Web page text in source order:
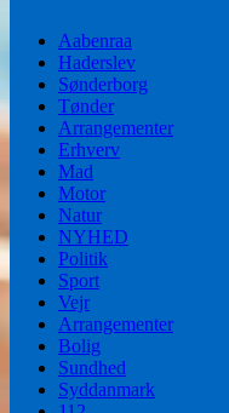
Aabenraa
Haderslev
Sønderborg
Tønder
Arrangementer
Erhverv
Mad
Motor
Natur
NYHED
Politik
Sport
Vejr
Arrangementer
Bolig
Sundhed
Syddanmark